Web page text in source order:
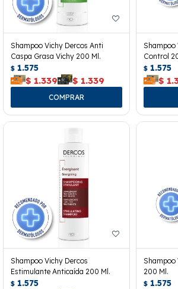
Shampoo Vichy Dercos Anti
Caspa Grasa Vichy 200 Ml.
$ 1.575
$ 1.339 $ 1.339
Shampoo
Control
$ 1.575
$
Shampoo Vichy Dercos
Estimulante Anticaída 200 Ml.
$ 1.575
Shampoo
200 Ml.
$ 1.575